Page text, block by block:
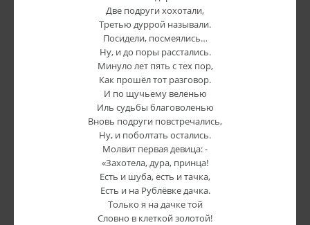
Две подруги хохотали,
Третью дуррой называли.
Посидели, посмеялись…
Ну, и до поры расстались.
Минуло лет пять с тех пор,
Как прошёл тот разговор.
И по щучьему веленью
Иль судьбы благоволенью
Вновь подруги повстречались,
Ну, и поболтать остались.
Молвит первая девица: -
«Захотела, дура, принца!
Есть и шуба, есть и тачка,
Есть и на Рублёвке дачка.
Только я на дачке той
Словно в клеткой золотой!